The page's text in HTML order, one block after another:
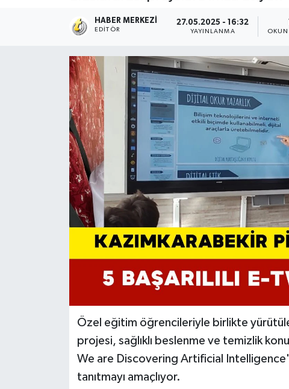
HABER MERKEZI
EDITÖR
27.05.2025 - 16:32
YAYINLANMA
Özel eğitim öğrencileriyle birlikte
projesi, sağlıklı beslenme ve temizlik
We are Discovering Artificial
tanıtmayı amaçlıyor.